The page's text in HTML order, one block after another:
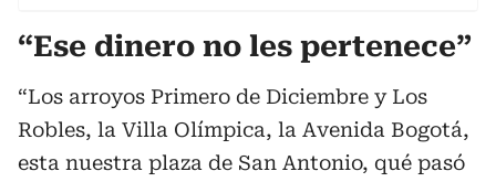
“Ese dinero no les pertenece”
“Los arroyos Primero de Diciembre y Los
Robles, la Villa Olímpica, la Avenida Bogotá,
esta nuestra plaza de San Antonio, qué pasó